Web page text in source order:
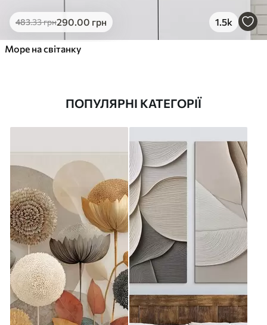
483.33грн290.00 грн 1.5k
Море на світанку
ПОПУЛЯРНІ КАТЕГОРІЇ